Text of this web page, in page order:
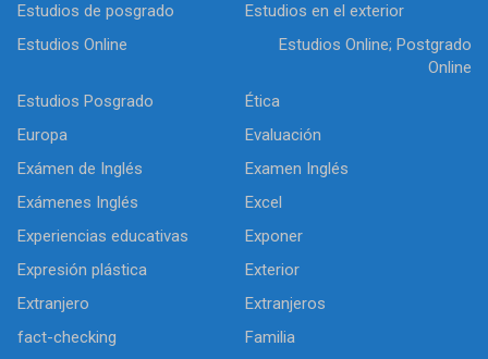
Estudios de posgrado
Estudios en el exterior
Estudios Online
Estudios Online; Postgrado
Online
Estudios Posgrado
Ética
Europa
Evaluación
Exámen de Inglés
Examen Inglés
Exámenes Inglés
Excel
Experiencias educativas
Exponer
Expresión plástica
Exterior
Extranjero
Extranjeros
fact-checking
Familia